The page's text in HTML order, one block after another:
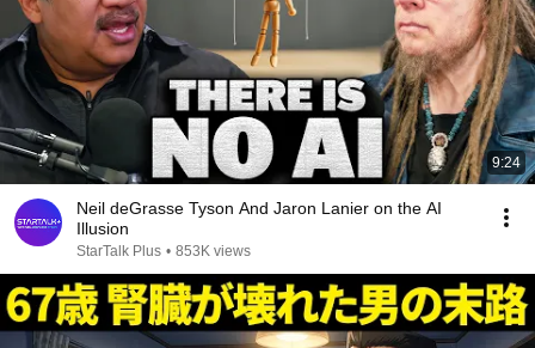
9:24
Neil deGrasse Tyson And Jaron Lanier on the AI
Illusion
StarTalk Plus • 853K views